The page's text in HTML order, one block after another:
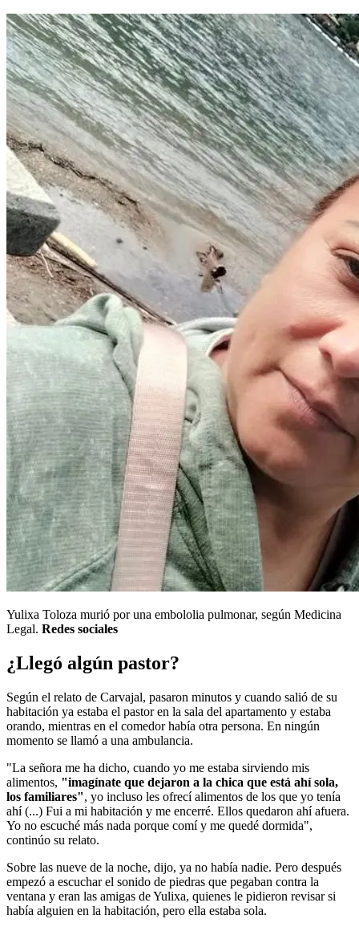
Yulixa Toloza murió por una embololia pulmonar, según Medicina
Legal. Redes sociales
¿Llegó algún pastor?
Según el relato de Carvajal, pasaron minutos y cuando salió de su
habitación ya estaba el pastor en la sala del apartamento y estaba
orando, mientras en el comedor había otra persona. En ningún
momento se llamó a una ambulancia.
"La señora me ha dicho, cuando yo me estaba sirviendo mis
alimentos, "imagínate que dejaron a la chica que está ahí sola,
los familiares", yo incluso les ofrecí alimentos de los que yo tenía
ahí (...) Fui a mi habitación y me encerré. Ellos quedaron ahí afuera.
Yo no escuché más nada porque comí y me quedé dormida",
continúo su relato.
Sobre las nueve de la noche, dijo, ya no había nadie. Pero después
empezó a escuchar el sonido de piedras que pegaban contra la
ventana y eran las amigas de Yulixa, quienes le pidieron revisar si
había alguien en la habitación, pero ella estaba sola.